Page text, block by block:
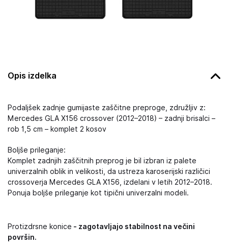
Opis izdelka
Podaljšek zadnje gumijaste zaščitne preproge, združljiv z:
Mercedes GLA X156 crossover (2012–2018) – zadnji brisalci –
rob 1,5 cm – komplet 2 kosov
Boljše prileganje:
Komplet zadnjih zaščitnih preprog je bil izbran iz palete
univerzalnih oblik in velikosti, da ustreza karoserijski različici
crossoverja Mercedes GLA X156, izdelani v letih 2012–2018.
Ponuja boljše prileganje kot tipični univerzalni modeli.
Protizdrsne konice - zagotavljajo stabilnost na večini
površin.